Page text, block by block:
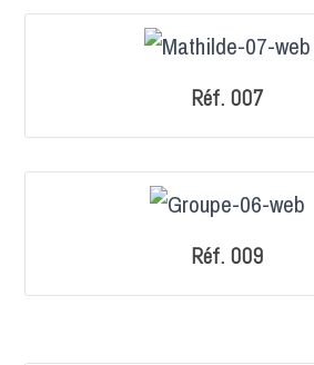
Réf. 007
Réf. 009